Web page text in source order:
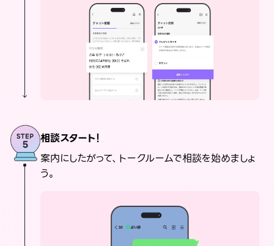
相談スタート！
案内にしたがって、トークルームで相談を始めましょ
う。